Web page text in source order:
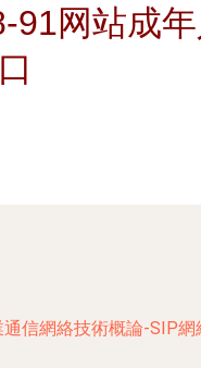
网站成
信網絡技術概論-SIP